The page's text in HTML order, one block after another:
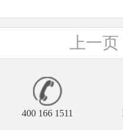
上一页
400 166 1511